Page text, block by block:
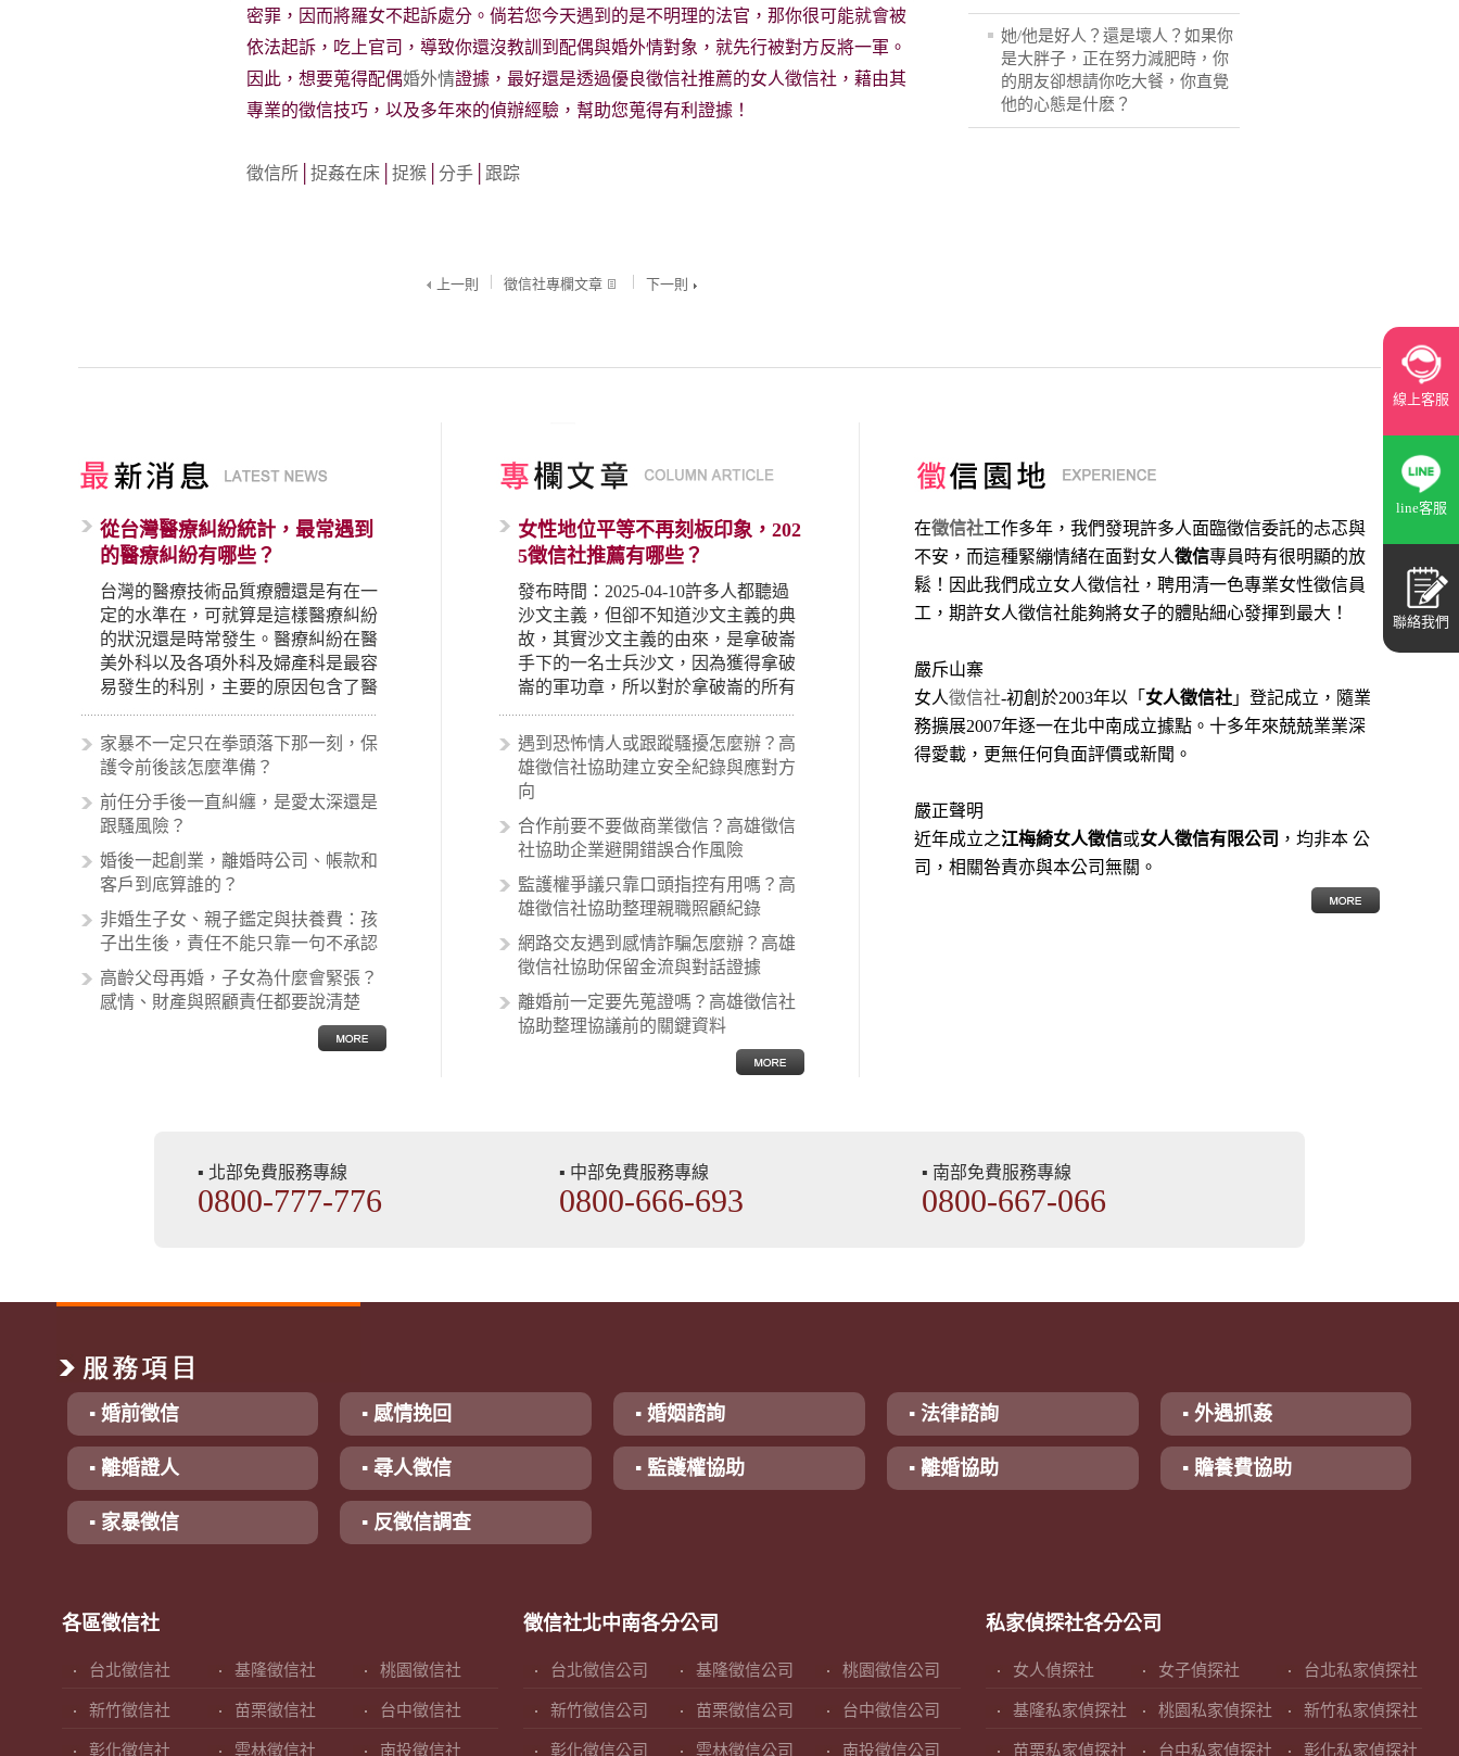
線上客服
line客服
聯絡我們
密罪，因而將羅女不起訴處分。倘若您今天遇到的是不明理的法官，那你很可能就會被
依法起訴，吃上官司，導致你還沒教訓到配偶與婚外情對象，就先行被對方反將一軍。
因此，想要蒐得配偶婚外情證據，最好還是透過優良徵信社推薦的女人徵信社，藉由其
專業的徵信技巧，以及多年來的偵辦經驗，幫助您蒐得有利證據！
徵信所 捉姦在床 捉猴 分手 跟踪
上一則 徵信社專欄文章 下一則
她/他是好人？還是壞人？如果你
是大胖子，正在努力減肥時，你
的朋友卻想請你吃大餐，你直覺
他的心態是什麽？
從台灣醫療糾紛統計，最常遇到
的醫療糾紛有哪些？
台灣的醫療技術品質療體還是有在一
定的水準在，可就算是這樣醫療糾紛
的狀況還是時常發生。醫療糾紛在醫
美外科以及各項外科及婦產科是最容
易發生的科別，主要的原因包含了醫
生未盡告知義務、醫療處置疏失、手
術疏失、術後照顧失當、醫療費用的
收取。雖然醫學進步，但醫生與病患
案例中最後都走向訴訟流程，我們如
果不幸遇到相關醫療糾紛時究竟該怎
麼處理呢？醫療糾紛相關的內容其實
非常多，有些案例…
家暴不一定只在拳頭落下那一刻，保
護令前後該怎麼準備？
前任分手後一直糾纏，是愛太深還是
跟騷風險？
婚後一起創業，離婚時公司、帳款和
客戶到底算誰的？
非婚生子女、親子鑑定與扶養費：孩
子出生後，責任不能只靠一句不承認
高齡父母再婚，子女為什麼會緊張？
感情、財產與照顧責任都要說清楚
女性地位平等不再刻板印象，202
5徵信社推薦有哪些？
發布時間：2025-04-10許多人都聽過
沙文主義，但卻不知道沙文主義的典
故，其實沙文主義的由來，是拿破崙
手下的一名士兵沙文，因為獲得拿破
崙的軍功章，所以對於拿破崙的所有
事蹟和政策產生狂熱崇拜，形成偏執
的狀況，所以沙文主義後來就被拿來
暗指偏見和歧視，而且有沙文主義傾
向的人，通常對於自己的國家和民族
國家的人，所以沙文主義也廣泛應用
在種族歧視的說法，甚至還出現了男
性沙文…
遇到恐怖情人或跟蹤騷擾怎麼辦？高
雄徵信社協助建立安全紀錄與應對方
向
合作前要不要做商業徵信？高雄徵信
社協助企業避開錯誤合作風險
監護權爭議只靠口頭指控有用嗎？高
雄徵信社協助整理親職照顧紀錄
網路交友遇到感情詐騙怎麼辦？高雄
徵信社協助保留金流與對話證據
離婚前一定要先蒐證嗎？高雄徵信社
協助整理協議前的關鍵資料
在徵信社工作多年，我們發現許多人面臨徵信委託的忐忑與
不安，而這種緊繃情緒在面對女人徵信專員時有很明顯的放
鬆！因此我們成立女人徵信社，聘用清一色專業女性徵信員
工，期許女人徵信社能夠將女子的體貼細心發揮到最大 ！
嚴斥山寨
女人徵信社-初創於2003年以「 女人徵信社 」登記成立，隨業
務擴展2007年逐一在北中南成立據點。十多年來兢兢業業深
得愛載，更無任何負面評價或新聞。
嚴正聲明
近年成立之江梅綺女人徵信或女人徵信有限公司 ，均非本 公
司，相關咎責亦與本公司無關。
▪ 北部免費服務專線
0800-777-776
▪ 中部免費服務專線
0800-666-693
▪ 南部免費服務專線
0800-667-066
▪ 婚前徵信 ▪ 感情挽回 ▪ 婚姻諮詢 ▪ 法律諮詢 ▪ 外遇抓姦
▪ 離婚證人 ▪ 尋人徵信 ▪ 監護權協助 ▪ 離婚協助 ▪ 贍養費協助
▪ 家暴徵信 ▪ 反徵信調查
各區徵信社
台北徵信社 基隆徵信社 桃園徵信社
新竹徵信社 苗栗徵信社 台中徵信社
彰化徵信社 雲林徵信社 南投徵信社
徵信社北中南各分公司
台北徵信公司 基隆徵信公司 桃園徵信公司
新竹徵信公司 苗栗徵信公司 台中徵信公司
彰化徵信公司 雲林徵信公司 南投徵信公司
私家偵探社各分公司
女人偵探社 女子偵探社 台北私家偵探社
基隆私家偵探社 桃園私家偵探社 新竹私家偵探社
苗栗私家偵探社 台中私家偵探社 彰化私家偵探社